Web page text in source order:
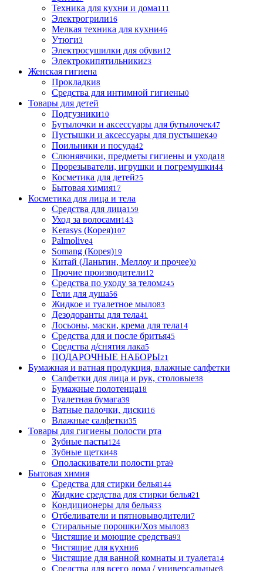
Техника для кухни и дома111
Электрогрили16
Мелкая техника для кухни46
Утюги3
Электросушилки для обуви12
Электрокипятильники23
Женская гигиена
Прокладки8
Средства для интимной гигиены0
Товары для детей
Подгузники10
Бутылочки и аксессуары для бутылочек47
Пустышки и аксессуары для пустышек40
Поильники и посуда42
Слюнявчики, предметы гигиены и ухода18
Прорезыватели, игрушки и погремушки44
Косметика для детей25
Бытовая химия17
Косметика для лица и тела
Cредства для лица159
Уход за волосами143
Kerasys (Корея)107
Palmolive4
Somang (Корея)19
Китай (Ланьтин, Меллоу и прочее)0
Прочие производители12
Средства по уходу за телом245
Гели для душа56
Жидкое и туалетное мыло83
Дезодоранты для тела41
Лосьоны, маски, крема для тела14
Средства для и после бритья45
Средства д/снятия лака5
ПОДАРОЧНЫЕ НАБОРЫ21
Бумажная и ватная продукция, влажные салфетки
Салфетки для лица и рук, столовые38
Бумажные полотенца18
Туалетная бумага39
Ватные палочки, диски16
Влажные салфетки35
Товары для гигиены полости рта
Зубные пасты124
Зубные щетки48
Ополаскиватели полости рта9
Бытовая химия
Средства для стирки белья144
Жидкие средства для стирки белья21
Кондиционеры для белья33
Отбеливатели и пятновыводители7
Стиральные порошки/Хоз мыло83
Чистящие и моющие средства93
Чистящие для кухни6
Чистящие для ванной комнаты и туалета14
Средства для всего дома / универсальные8